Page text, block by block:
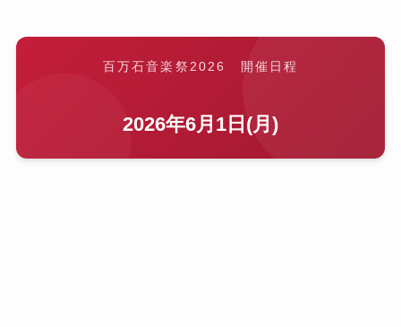
百万石音楽祭2026 開催日程
2026年6月1日(月)